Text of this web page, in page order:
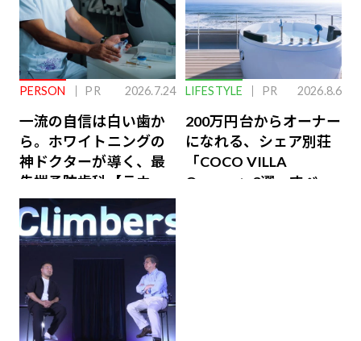
PERSON PR 2026.7.24
一流の自信は白い歯か
ら。ホワイトニングの
神ドクターが導く、最
先端予防歯科【ラウン
ジ会員特典あり】
LIFESTYLE PR 2026.8.6
200万円台からオーナー
になれる、シェア別荘
「COCO VILLA
Owners」3選。すべて